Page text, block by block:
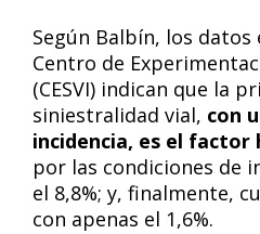
Según Balbín, los
Centro de
(CESVI) indican que la
siniestralidad vial, con
incidencia, es el factor
por las condiciones de
el 8,8%; y, finalmente,
con apenas el 1,6%.